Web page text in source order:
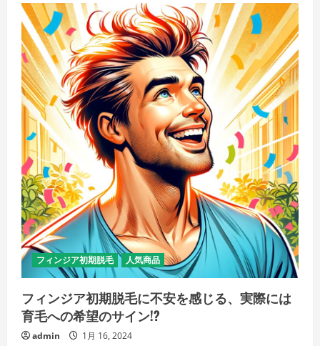
ク
ス
ト
レ
ー
ダ
ー:
ト
レ
ー
デ
ィ
ン
グ
の
来
へ
の
扉
を
開
く、
あ
な
た
の
取
引
パ
ー
ト
ナ
ー
フィンジア初期脱毛 人気商品
フィンジア初期脱毛に不安を感じる、実際には
育毛への希望のサイン!?
admin 1月 16, 2024